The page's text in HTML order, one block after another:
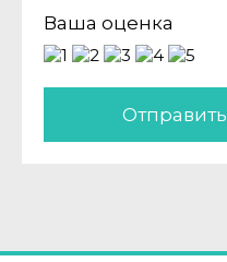
Ваша оценка
Отправить